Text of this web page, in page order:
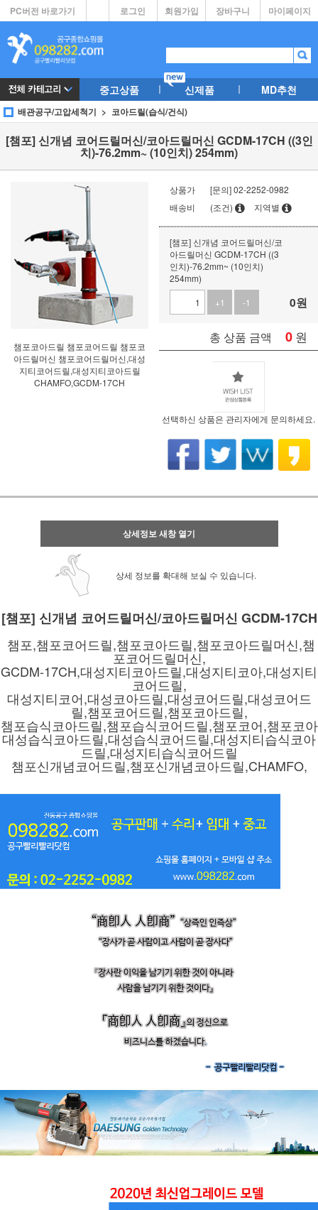
PC버전 바로가기 마이페이지
장바구니
회원가입
로그인
중고상품 신제품 MD추천
배관공구/고압세척기 코아드릴(습식/건식)
[챔포] 신개념 코어드릴머신/코아드릴머신 GCDM-17CH ((3인
치)-76.2mm~ (10인치) 254mm)
챔포코아드릴 챔포코어드릴 챔포코
아드릴머신 챔포코어드릴머신,대성
지티코어드릴,대성지티코아드릴
CHAMFO,GCDM-17CH
상품가
[문의] 02-2252-0982
배송비
(조건) 지역별
[챔포] 신개념 코어드릴머신/코
아드릴머신 GCDM-17CH ((3
인치)-76.2mm~ (10인치)
254mm)
+1
-1 0원
총 상품 금액 0 원
선택하신 상품은 관리자에게 문의하세요.
상세정보 새창 열기
상세 정보를 확대해 보실 수 있습니다.
[챔포] 신개념 코어드릴머신/코아드릴머신 GCDM-17CH
챔포,챔포코어드릴,챔포코아드릴,챔포코아드릴머신,챔
포코어드릴머신,
GCDM-17CH,대성지티코아드릴,대성지티코아,대성지티
코어드릴,
대성지티코어,대성코아드릴,대성코어드릴,대성코어드
릴,챔포코어드릴,챔포코아드릴,
챔포습식코아드릴,챔포습식코어드릴,챔포코어,챔포코아
대성습식코아드릴,대성습식코어드릴,대성지티습식코아
드릴,대성지티습식코어드릴
챔포신개념코어드릴,챔포신개념코아드릴,CHAMFO,